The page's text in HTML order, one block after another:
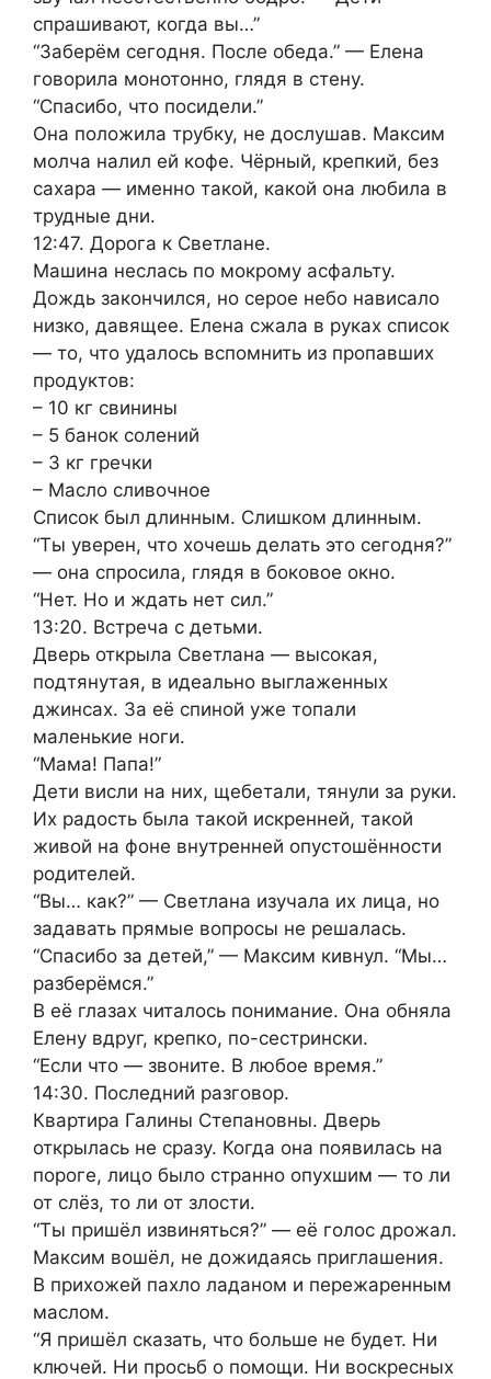
спрашивают, когда вы…”
“Заберём сегодня. После обеда.” — Елена
говорила монотонно, глядя в стену.
“Спасибо, что посидели.”
Она положила трубку, не дослушав. Максим
молча налил ей кофе. Чёрный, крепкий, без
сахара — именно такой, какой она любила в
трудные дни.
12:47. Дорога к Светлане.
Машина неслась по мокрому асфальту.
Дождь закончился, но серое небо нависало
низко, давящее. Елена сжала в руках список
— то, что удалось вспомнить из пропавших
продуктов:
– 10 кг свинины
– 5 банок солений
– 3 кг гречки
– Масло сливочное
Список был длинным. Слишком длинным.
“Ты уверен, что хочешь делать это сегодня?”
— она спросила, глядя в боковое окно.
“Нет. Но и ждать нет сил.”
13:20. Встреча с детьми.
Дверь открыла Светлана — высокая,
подтянутая, в идеально выглаженных
джинсах. За её спиной уже топали
маленькие ноги.
“Мама! Папа!”
Дети висли на них, щебетали, тянули за руки.
Их радость была такой искренней, такой
живой на фоне внутренней опустошённости
родителей.
“Вы… как?” — Светлана изучала их лица, но
задавать прямые вопросы не решалась.
“Спасибо за детей,” — Максим кивнул. “Мы…
разберёмся.”
В её глазах читалось понимание. Она обняла
Елену вдруг, крепко, по-сестрински.
“Если что — звоните. В любое время.”
14:30. Последний разговор.
Квартира Галины Степановны. Дверь
открылась не сразу. Когда она появилась на
пороге, лицо было странно опухшим — то ли
от слёз, то ли от злости.
“Ты пришёл извиняться?” — её голос дрожал.
Максим вошёл, не дожидаясь приглашения.
В прихожей пахло ладаном и пережаренным
маслом.
“Я пришёл сказать, что больше не будет. Ни
ключей. Ни просьб о помощи. Ни воскресных